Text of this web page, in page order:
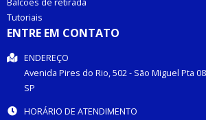
Balcões de retirada
Tutoriais
ENTRE EM CONTATO
ENDEREÇO
Avenida Pires do Rio, 502 - São Miguel Pta
SP
HORÁRIO DE ATENDIMENTO